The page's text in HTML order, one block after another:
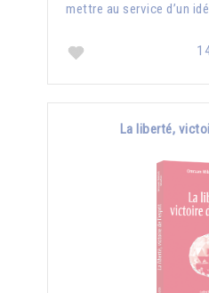
mettre au service d’un
La liberté,